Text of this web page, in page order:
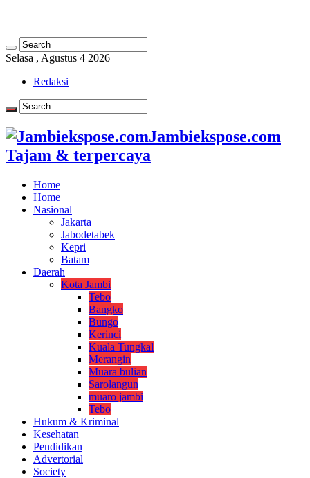
Selasa , Agustus 4 2026
Redaksi
Jambiekspose.com
Tajam & terpercaya
Home
Home
Nasional
Jakarta
Jabodetabek
Kepri
Batam
Daerah
Kota Jambi
Tebo
Bangko
Bungo
Kerinci
Kuala Tungkal
Merangin
Muara bulian
Sarolangun
muaro jambi
Tebo
Hukum & Kriminal
Kesehatan
Pendidikan
Advertorial
Society